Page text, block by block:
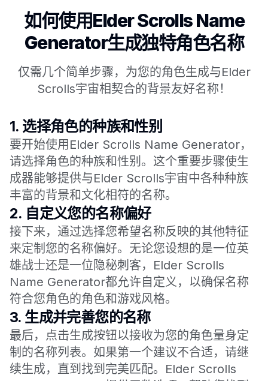
如何使用Elder Scrolls Name
Generator生成独特角色名称
仅需几个简单步骤，为您的角色生成与Elder
Scrolls宇宙相契合的背景友好名称！
1. 选择角色的种族和性别
要开始使用Elder Scrolls Name Generator，
请选择角色的种族和性别。这个重要步骤使生
成器能够提供与Elder Scrolls宇宙中各种种族
丰富的背景和文化相符的名称。
2. 自定义您的名称偏好
接下来，通过选择您希望名称反映的其他特征
来定制您的名称偏好。无论您设想的是一位英
雄战士还是一位隐秘刺客，Elder Scrolls
Name Generator都允许自定义，以确保名称
符合您角色的角色和游戏风格。
3. 生成并完善您的名称
最后，点击生成按钮以接收为您的角色量身定
制的名称列表。如果第一个建议不合适，请继
续生成，直到找到完美匹配。Elder Scrolls